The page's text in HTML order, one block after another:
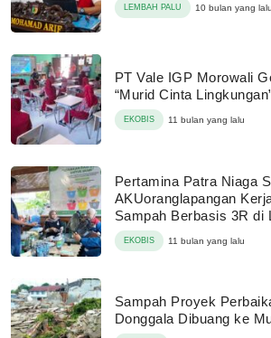
LEMBAH PALU 10 bulan yang lalu
PT Vale IGP Morowali
“Murid Cinta
EKOBIS 11 bulan yang lalu
Pertamina Patra Niaga
AKUoranglapangan
Sampah Berbasis 3R di
EKOBIS 11 bulan yang lalu
Sampah Proyek
Donggala Dibuang ke